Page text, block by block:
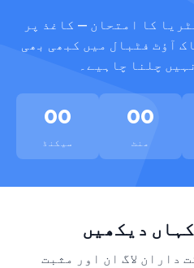
کا امتحان — کاغذ پر
آؤٹ فٹبال میں کبھی بھی
چلنا چاہیے۔
00
منٹ
00
سیکنڈ
دیکھیں
داران لاگ ان اور مثبت